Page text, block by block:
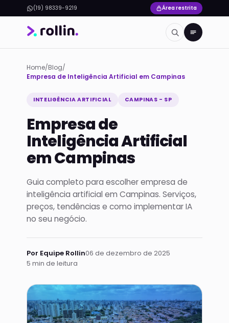
(19) 98339-9219 Área restrita
Home/Blog/
Empresa de Inteligência Artificial em Campinas
INTELIGÊNCIA ARTIFICIAL CAMPINAS - SP
Empresa de
Inteligência Artificial
em Campinas
Guia completo para escolher empresa de
inteligência artificial em Campinas. Serviços,
preços, tendências e como implementar IA
no seu negócio.
Por Equipe Rollin06 de dezembro de 2025
5 min de leitura